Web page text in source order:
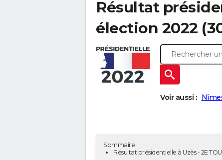
Résultat
élection 2022
Voir aussi :
Sommaire :
Résultat présidentielle à Uzès - 2E